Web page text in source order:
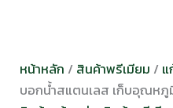
หน้าหลัก / สินค้าพรีเมียม / แ
บอกน้ำสแตนเลส เก็บอุณหภู